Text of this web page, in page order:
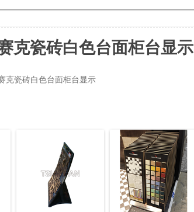
克瓷砖白色台面柜台显示
克瓷砖白色台面柜台显示